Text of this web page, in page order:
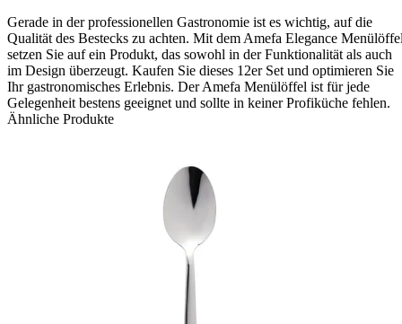
Gerade in der professionellen Gastronomie ist es wichtig, auf die
Qualität des Bestecks zu achten. Mit dem Amefa Elegance
setzen Sie auf ein Produkt, das sowohl in der Funktionalität als auch
im Design überzeugt. Kaufen Sie dieses 12er Set und optimieren Sie
Ihr gastronomisches Erlebnis. Der Amefa Menülöffel ist für jede
Gelegenheit bestens geeignet und sollte in keiner Profiküche fehlen.
Ähnliche Produkte